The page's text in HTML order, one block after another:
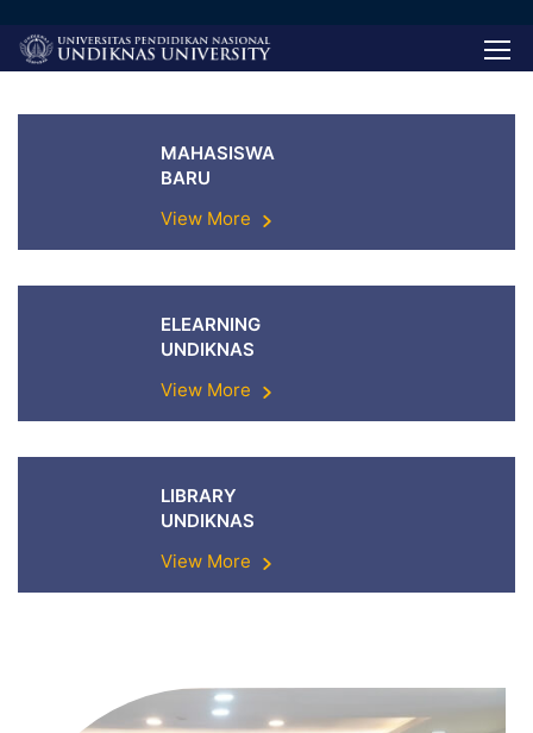
MAHASISWA
BARU
View More
ELEARNING
UNDIKNAS
View More
LIBRARY
UNDIKNAS
View More